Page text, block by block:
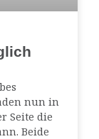
nun in
Seite die
Beide